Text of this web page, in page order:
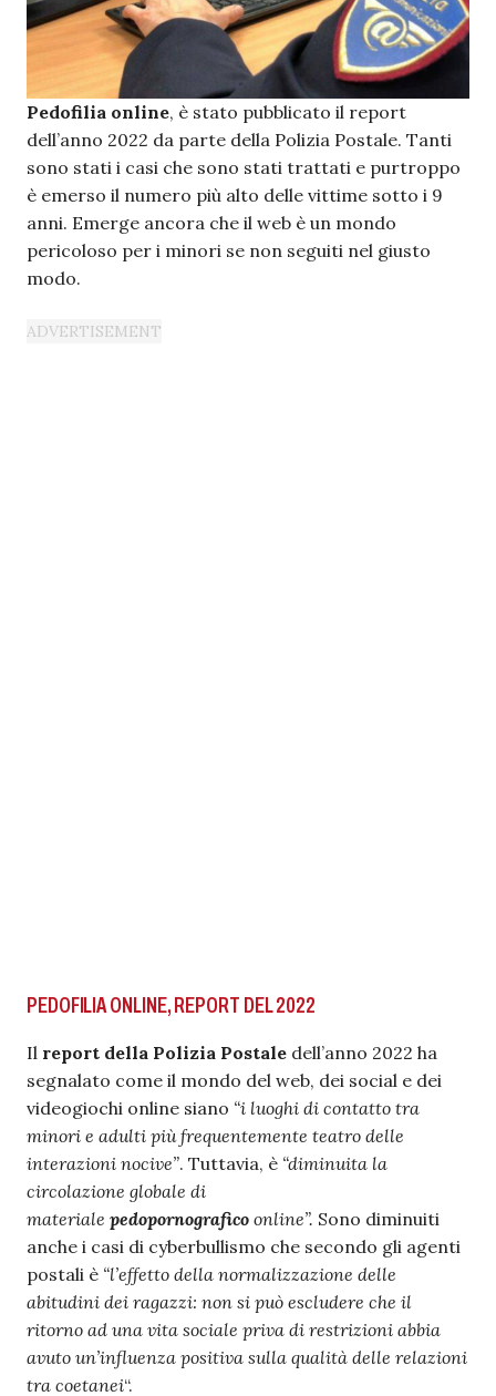
Pedofilia online, è stato pubblicato il report
dell’anno 2022 da parte della Polizia Postale. Tanti
sono stati i casi che sono stati trattati e purtroppo
è emerso il numero più alto delle vittime sotto i 9
anni. Emerge ancora che il web è un mondo
pericoloso per i minori se non seguiti nel giusto
modo.
PEDOFILIA ONLINE, REPORT DEL 2022
Il report della Polizia Postale dell’anno 2022 ha
segnalato come il mondo del web, dei social e dei
videogiochi online siano “i luoghi di contatto tra
minori e adulti più frequentemente teatro delle
interazioni nocive”. Tuttavia, è “diminuita la
circolazione globale di
materiale pedopornografico online”. Sono diminuiti
anche i casi di cyberbullismo che secondo gli agenti
postali è “l’effetto della normalizzazione delle
abitudini dei ragazzi: non si può escludere che il
ritorno ad una vita sociale priva di restrizioni abbia
avuto un’influenza positiva sulla qualità delle relazioni
tra coetanei“.